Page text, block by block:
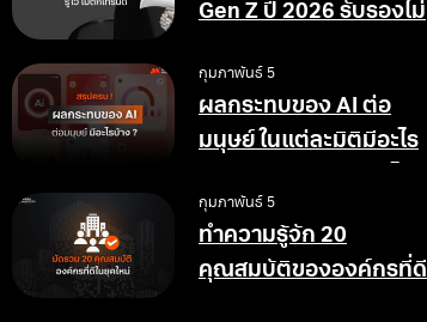
Gen Z ปี 2026 รับรองไม่
กุมภาพันธ์ 5
ผลกระทบของ AI ต่อ
มนุษย์ ในแต่ละมิติมีอะไร
กุมภาพันธ์ 5
ทำความรู้จัก 20
คุณสมบัติขององค์กรที่ดี